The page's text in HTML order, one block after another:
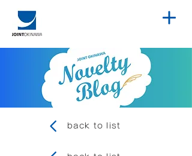
back to list